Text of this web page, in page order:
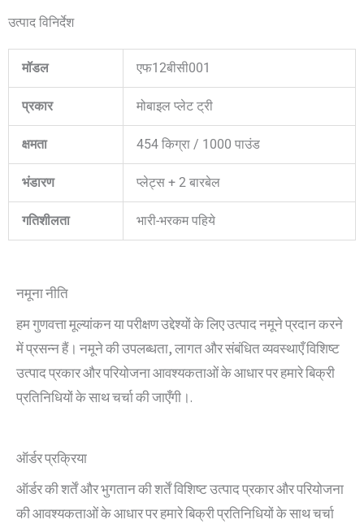
उत्पाद विनिर्देश
मॉडल एफ12बीसी001
प्रकार मोबाइल प्लेट ट्री
क्षमता 454 किग्रा / 1000 पाउंड
भंडारण प्लेट्स + 2 बारबेल
गतिशीलता भारी-भरकम पहिये
नमूना नीति
हम गुणवत्ता मूल्यांकन या परीक्षण उद्देश्यों के लिए उत्पाद नमूने प्रदान करने
में प्रसन्न हैं। नमूने की उपलब्धता, लागत और संबंधित व्यवस्थाएँ विशिष्ट
उत्पाद प्रकार और परियोजना आवश्यकताओं के आधार पर हमारे बिक्री
प्रतिनिधियों के साथ चर्चा की जाएँगी।.
ऑर्डर प्रक्रिया
ऑर्डर की शर्तें और भुगतान की शर्तें विशिष्ट उत्पाद प्रकार और परियोजना
की आवश्यकताओं के आधार पर हमारे बिक्री प्रतिनिधियों के साथ चर्चा